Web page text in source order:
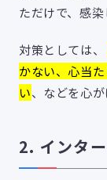
ただけで、感染
対策としては、
かない、心当
い、などを心が
2. インタ